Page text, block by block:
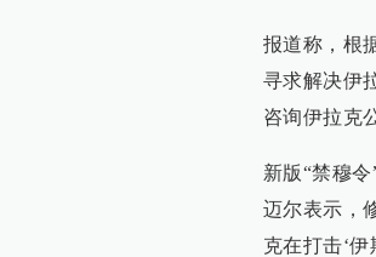
报道称，根
寻求解决伊
咨询伊拉克
新版“禁穆
迈尔表示，
克在打击‘